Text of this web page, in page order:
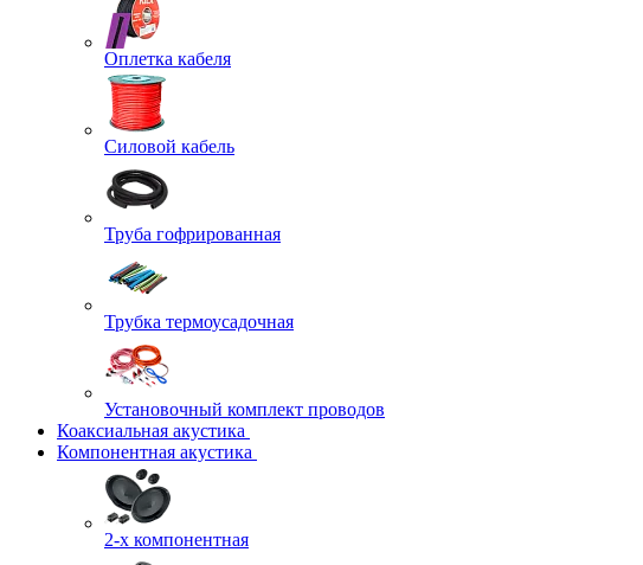
Оплетка кабеля
Силовой кабель
Труба гофрированная
Трубка термоусадочная
Установочный комплект проводов
Коаксиальная акустика
Компонентная акустика
2-х компонентная